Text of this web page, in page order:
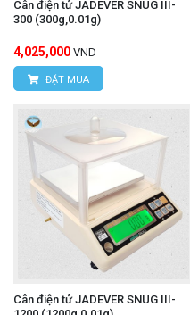
Cân điện tử JADEVER SNUG III-
300 (300g,0.01g)
4,025,000 VND
ĐẶT MUA
Cân điện tử JADEVER SNUG III-